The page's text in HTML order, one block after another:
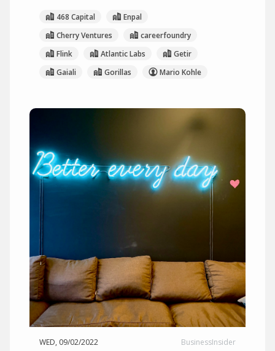
468 Capital
Enpal
Cherry Ventures
careerfoundry
Flink
Atlantic Labs
Getir
Gaiali
Gorillas Mario Kohle
WED, 09/02/2022 BusinessInsider